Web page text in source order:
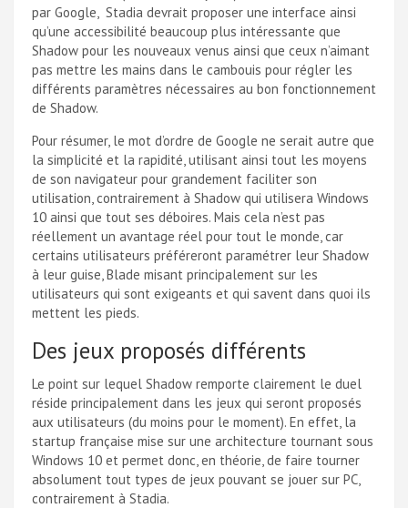
par Google, Stadia devrait proposer une interface ainsi
qu’une accessibilité beaucoup plus intéressante que
Shadow pour les nouveaux venus ainsi que ceux n’aimant
pas mettre les mains dans le cambouis pour régler les
différents paramètres nécessaires au bon fonctionnement
de Shadow.
Pour résumer, le mot d’ordre de Google ne serait autre que
la simplicité et la rapidité, utilisant ainsi tout les moyens
de son navigateur pour grandement faciliter son
utilisation, contrairement à Shadow qui utilisera Windows
10 ainsi que tout ses déboires. Mais cela n’est pas
réellement un avantage réel pour tout le monde, car
certains utilisateurs préféreront paramétrer leur Shadow
à leur guise, Blade misant principalement sur les
utilisateurs qui sont exigeants et qui savent dans quoi ils
mettent les pieds.
Des jeux proposés différents
Le point sur lequel Shadow remporte clairement le duel
réside principalement dans les jeux qui seront proposés
aux utilisateurs (du moins pour le moment). En effet, la
startup française mise sur une architecture tournant sous
Windows 10 et permet donc, en théorie, de faire tourner
absolument tout types de jeux pouvant se jouer sur PC,
contrairement à Stadia.